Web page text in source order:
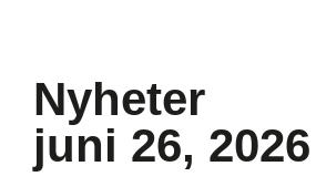
Nyheter
juni 26, 2026